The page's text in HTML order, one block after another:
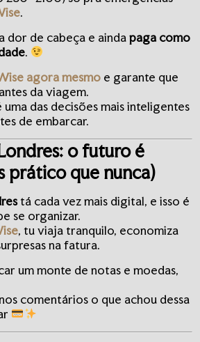
.
dor de cabeça e aindapaga como
.
agora mesmo e garante que
da viagem.
das decisões mais inteligentes
de embarcar.
o futuro é
prático que nunca)
tá cada vez mais digital, e isso é
se organizar.
, tu viaja tranquilo, economiza
na fatura.
um monte de notas e moedas,
comentários o que achou dessa